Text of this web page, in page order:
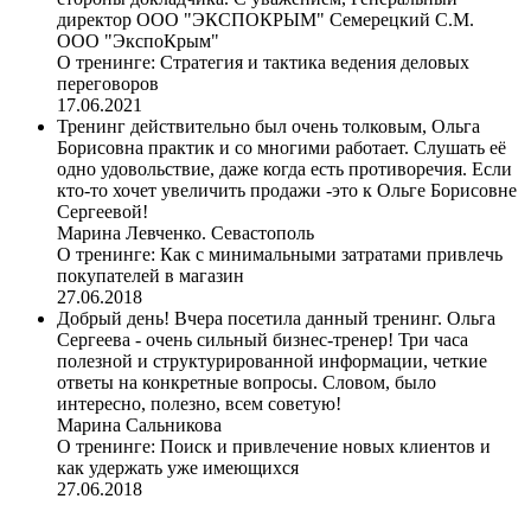
директор ООО "ЭКСПОКРЫМ" Семерецкий С.М.
ООО "ЭкспоКрым"
О тренинге: Стратегия и тактика ведения деловых
переговоров
17.06.2021
Тренинг действительно был очень толковым, Ольга
Борисовна практик и со многими работает. Слушать её
одно удовольствие, даже когда есть противоречия. Если
кто-то хочет увеличить продажи -это к Ольге Борисовне
Сергеевой!
Марина Левченко. Севастополь
О тренинге: Как с минимальными затратами привлечь
покупателей в магазин
27.06.2018
Добрый день! Вчера посетила данный тренинг. Ольга
Сергеева - очень сильный бизнес-тренер! Три часа
полезной и структурированной информации, четкие
ответы на конкретные вопросы. Словом, было
интересно, полезно, всем советую!
Марина Сальникова
О тренинге: Поиск и привлечение новых клиентов и
как удержать уже имеющихся
27.06.2018